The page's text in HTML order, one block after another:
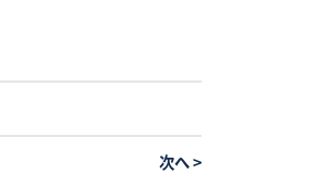
次へ>